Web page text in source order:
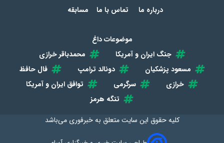
درباره ما تماس با ما مسابقه
موضوعات داغ
جنگ ایران و آمریکا
محمدباقر خرازی
مسعود پزشکیان
دونالد ترامپ
فال حافظ
خرازی
سرگرمی
توافق ایران و آمریکا
تنگه هرمز
کلیه حقوق این سایت متعلق بهخبرفوری می‌باشد